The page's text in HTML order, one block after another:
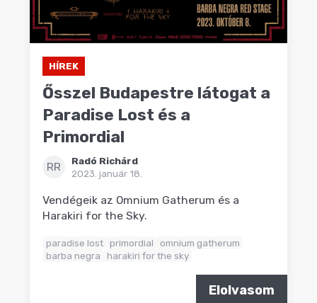
HÍREK
Ősszel Budapestre látogat a
Paradise Lost és a
Primordial
RR
Radó Richárd
2023. január 18.
Vendégeik az Omnium Gatherum és a
Harakiri for the Sky.
paradise lost primordial
omnium gatherum
barba negra
harakiri for the sky
Elolvasom